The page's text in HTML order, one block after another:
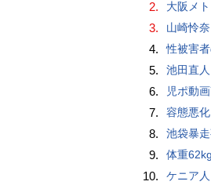
2. 大阪メ
3. 山崎怜
4. 性被害
5. 池田直
6. 児ポ動
7. 容態悪
8. 池袋暴
9. 体重
10. ケニア